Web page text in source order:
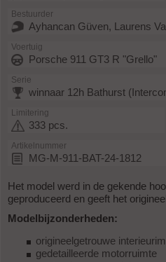
Bestuurder
Ayhancan Güven, Laurens
Voertuig
Porsche 911 GT3 R "Grello"
Serie
winnaar 12h Bathurst
Limitering
333 pcs.
Artikelnummer
MG-M-911-BAT-24-1812
Het model werd in de gekende
geproduceerd en geeft het
Modelbijzonderheden:
origineelgetrouwe
gedetailleerde motorruimte